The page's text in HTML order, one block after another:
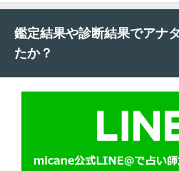
鑑定結果や診断結果でアナ
たか？